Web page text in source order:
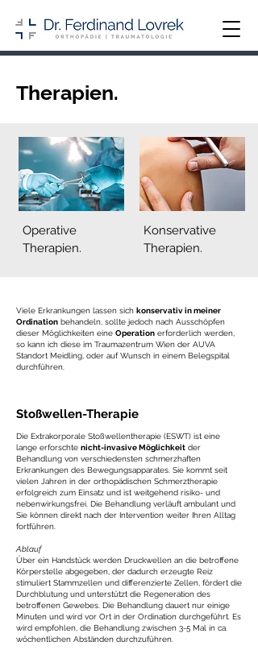
Therapien.
Operative
Therapien.
Konservative
Therapien.
Viele Erkrankungen lassen sich konservativ in meiner
Ordination behandeln, sollte jedoch nach Ausschöpfen
dieser Möglichkeiten eine Operation erforderlich werden,
so kann ich diese im Traumazentrum Wien der AUVA
Standort Meidling, oder auf Wunsch in einem Belegspital
durchführen.
Stoßwellen-Therapie
Die Extrakorporale Stoßwellentherapie (ESWT) ist eine
lange erforschte nicht-invasive Möglichkeit der
Behandlung von verschiedensten schmerzhaften
Erkrankungen des Bewegungsapparates. Sie kommt seit
vielen Jahren in der orthopädischen Schmerztherapie
erfolgreich zum Einsatz und ist weitgehend risiko- und
nebenwirkungsfrei. Die Behandlung verläuft ambulant und
Sie können direkt nach der Intervention weiter Ihren Alltag
fortführen.
Ablauf
Über ein Handstück werden Druckwellen an die betroffene
Körperstelle abgegeben, der dadurch erzeugte Reiz
stimuliert Stammzellen und differenzierte Zellen, fördert die
Durchblutung und unterstützt die Regeneration des
betroffenen Gewebes. Die Behandlung dauert nur einige
Minuten und wird vor Ort in der Ordination durchgeführt. Es
wird empfohlen, die Behandlung zwischen 3-5 Mal in ca.
wöchentlichen Abständen durchzuführen.